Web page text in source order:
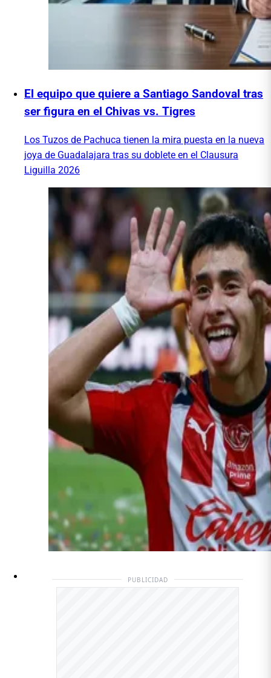
El equipo que quiere a Santiago Sandoval tras
ser figura en el Chivas vs. Tigres
Los Tuzos de Pachuca tienen la mira puesta en la nueva
joya de Guadalajara tras su doblete en el Clausura
Liguilla 2026
PUBLICIDAD